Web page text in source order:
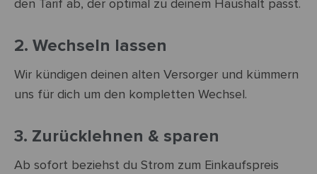
den Tarif ab, der optimal zu deinem Haushalt passt.
2. Wechseln lassen
Wir kündigen deinen alten Versorger und kümmern
uns für dich um den kompletten Wechsel.
3. Zurücklehnen & sparen
Ab sofort beziehst du Strom zum Einkaufspreis